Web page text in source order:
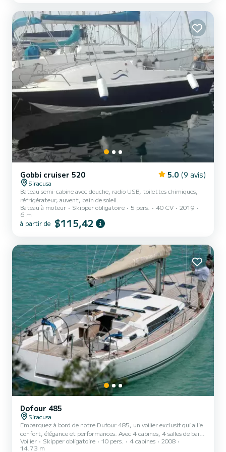
Dessalinisateur, Climatisation, Plateforme de bain . Nous vous
invitons à nous faire une demande directement sur la pla...
Gobbi cruiser 520 5.0 (9 avis)
Siracusa
Bateau semi-cabine avec douche, radio USB, toilettes chimiques,
réfrigérateur, auvent, bain de soleil.
Bateau à moteur
Skipper obligatoire 5 pers. 40 CV
2019
6 m
à partir de $115,42
Dofour 485
Siracusa
Embarquez à bord de notre Dufour 485, un voilier exclusif qui allie
confort, élégance et performances. Avec 4 cabines, 4 salles de bain,
de grands espaces bains de soleil et des finitions en teck, il est
parfait pour vivre une expérience unique entre détente, mer
Voilier Skipper obligatoire 10 pers. 4 cabines
2008
14.73 m